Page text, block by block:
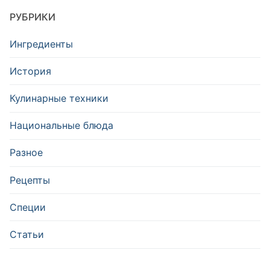
РУБРИКИ
Ингредиенты
История
Кулинарные техники
Национальные блюда
Разное
Рецепты
Специи
Статьи